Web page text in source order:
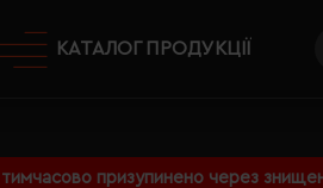
призупинено через
КАТАЛОГ ПРОДУКЦІЇ